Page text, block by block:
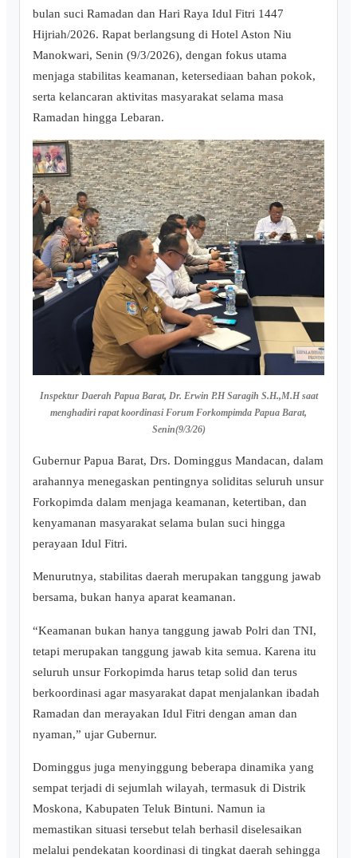
bulan suci Ramadan dan Hari Raya Idul Fitri 1447
Hijriah/2026. Rapat berlangsung di Hotel Aston Niu
Manokwari, Senin (9/3/2026), dengan fokus utama
menjaga stabilitas keamanan, ketersediaan bahan pokok,
serta kelancaran aktivitas masyarakat selama masa
Ramadan hingga Lebaran.
Inspektur Daerah Papua Barat, Dr. Erwin P.H Saragih S.H.,M.H saat
menghadiri rapat koordinasi Forum Forkompimda Papua Barat,
Senin(9/3/26)
Gubernur Papua Barat, Drs. Dominggus Mandacan, dalam
arahannya menegaskan pentingnya soliditas seluruh unsur
Forkopimda dalam menjaga keamanan, ketertiban, dan
kenyamanan masyarakat selama bulan suci hingga
perayaan Idul Fitri.
Menurutnya, stabilitas daerah merupakan tanggung jawab
bersama, bukan hanya aparat keamanan.
“Keamanan bukan hanya tanggung jawab Polri dan TNI,
tetapi merupakan tanggung jawab kita semua. Karena itu
seluruh unsur Forkopimda harus tetap solid dan terus
berkoordinasi agar masyarakat dapat menjalankan ibadah
Ramadan dan merayakan Idul Fitri dengan aman dan
nyaman,” ujar Gubernur.
Dominggus juga menyinggung beberapa dinamika yang
sempat terjadi di sejumlah wilayah, termasuk di Distrik
Moskona, Kabupaten Teluk Bintuni. Namun ia
memastikan situasi tersebut telah berhasil diselesaikan
melalui pendekatan koordinasi di tingkat daerah sehingga